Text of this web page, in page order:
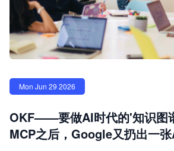
Mon Jun 29 2026
OKF——要做AI时代的'知识图
MCP之后，Google又扔出一